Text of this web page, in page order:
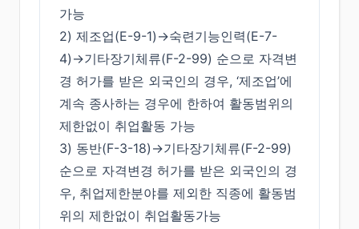
가능
2) 제조업(E-9-1)→숙련기능인력(E-7-
4)→기타장기체류(F-2-99) 순으로 자격변
경 허가를 받은 외국인의 경우, ‘제조업’에
계속 종사하는 경우에 한하여 활동범위의
제한없이 취업활동 가능
3) 동반(F-3-18)→기타장기체류(F-2-99)
순으로 자격변경 허가를 받은 외국인의 경
우, 취업제한분야를 제외한 직종에 활동범
위의 제한없이 취업활동가능